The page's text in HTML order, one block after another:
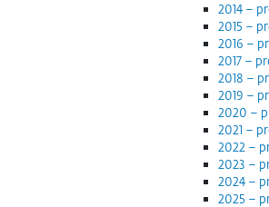
2014 –
2015 –
2016 –
2017 –
2018 –
2019 –
2020 –
2021 –
2022 –
2023 –
2024 –
2025 –